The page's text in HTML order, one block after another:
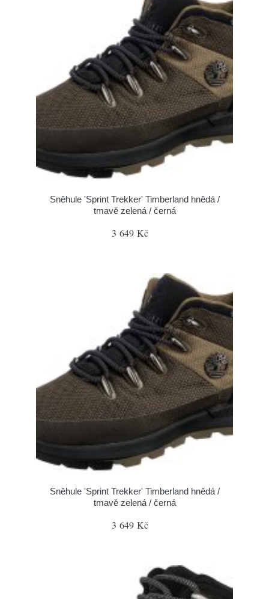
Sněhule 'Sprint Trekker' Timberland hnědá /
tmavě zelená / černá
3 649 Kč
Sněhule 'Sprint Trekker' Timberland hnědá /
tmavě zelená / černá
3 649 Kč